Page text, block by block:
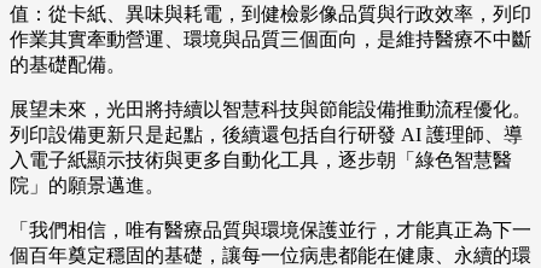
值：從卡紙、異味與耗電，到健檢影像品質與行政效率，列印
作業其實牽動營運、環境與品質三個面向，是維持醫療不中斷
的基礎配備。
展望未來，光田將持續以智慧科技與節能設備推動流程優化。
列印設備更新只是起點，後續還包括自行研發 AI 護理師、導
入電子紙顯示技術與更多自動化工具，逐步朝「綠色智慧醫
院」的願景邁進。
「我們相信，唯有醫療品質與環境保護並行，才能真正為下一
個百年奠定穩固的基礎，讓每一位病患都能在健康、永續的環